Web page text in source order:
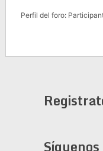
Perfil del foro: